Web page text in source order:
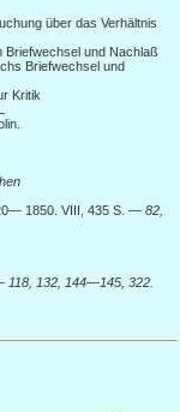
über das Verhältnis
und Nachlaß
Briefwechsel und
Kritik
1850. VIII, 435 S. — 82,
118, 132, 144—145, 322.